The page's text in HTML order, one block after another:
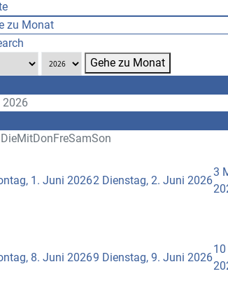
zu Monat
Gehe zu Monat
DieMitDonFreSamSon
1. Juni 20262 Dienstag, 2. Juni 2026
3
8. Juni 20269 Dienstag, 9. Juni 2026
10